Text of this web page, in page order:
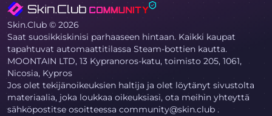
Skin.Club © 2026
Saat suosikkiskinisi parhaaseen hintaan. Kaikki kaupat
tapahtuvat automaattitilassa Steam-bottien kautta.
MOONTAIN LTD, 13 Kypranoros-katu, toimisto 205, 1061,
Nicosia, Kypros
Jos olet tekijänoikeuksien haltija ja olet löytänyt sivustolta
materiaalia, joka loukkaa oikeuksiasi, ota meihin yhteyttä
sähköpostitse osoitteessa community@skin.club .